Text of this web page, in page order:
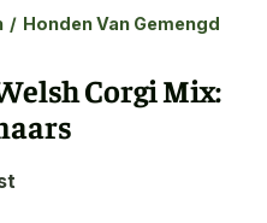
/ Honden Van Gemengd
Corgi Mix: